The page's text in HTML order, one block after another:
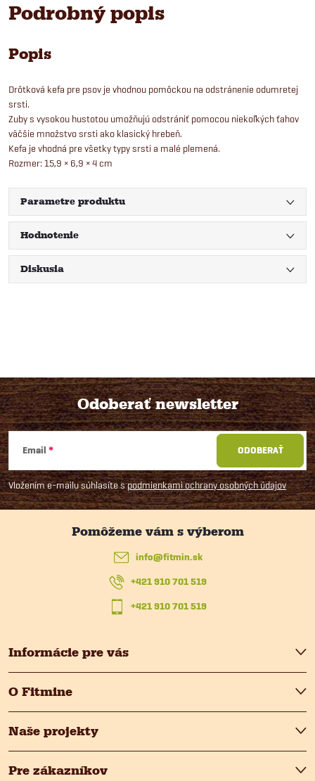
Podrobný popis
Popis
Drôtková kefa pre psov je vhodnou pomôckou na odstránenie odumretej
srsti.
Zuby s vysokou hustotou umožňujú odstrániť pomocou niekoľkých ťahov
väčšie množstvo srsti ako klasický hrebeň.
Kefa je vhodná pre všetky typy srsti a malé plemená.
Rozmer: 15,9 × 6,9 × 4 cm
Parametre produktu
Hodnotenie
Diskusia
Z
á
p
e
Odoberať newsletter
Email
Vložením e-mailu súhlasíte spodmienkami ochrany osobných údajov
ODOBERAŤ
Informácie pre vás
O Fitmine
Naše projekty
Pre zákazníkov
info@fitmin.sk
+421 910 701 519
+421 910 701 519